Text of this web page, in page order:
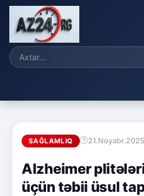
SAĞLAMLIQ 21.Noyabr.2025
Alzheimer
üçün təbii üsul